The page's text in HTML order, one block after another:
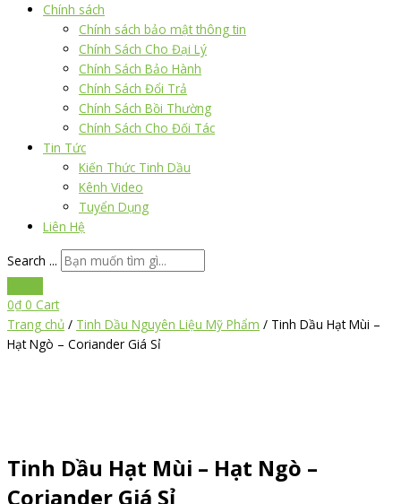
Chính sách
Chính sách bảo mật thông tin
Chính Sách Cho Đại Lý
Chính Sách Bảo Hành
Chính Sách Đổi Trả
Chính Sách Bồi Thường
Chính Sách Cho Đối Tác
Tin Tức
Kiến Thức Tinh Dầu
Kênh Video
Tuyển Dụng
Liên Hệ
Search ...
0₫ 0 Cart
Trang chủ / Tinh Dầu Nguyên Liệu Mỹ Phẩm / Tinh Dầu Hạt Mùi –
Hạt Ngò – Coriander Giá Sỉ
Tinh Dầu Hạt Mùi – Hạt Ngò –
Coriander Giá Sỉ